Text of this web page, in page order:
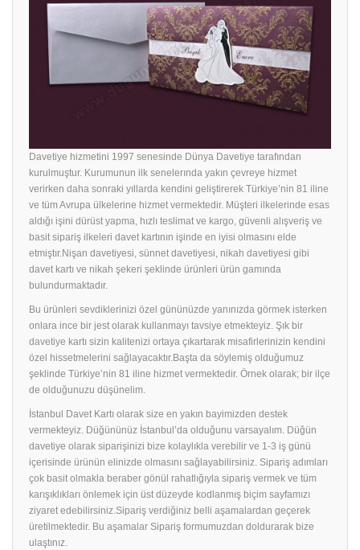
Davetiye hizmetini 1997 senesinde Dünya Davetiye tarafından
kurulmuştur. Kurumunun ilk senelerında yakın çevreye hizmet
verirken daha sonraki yıllarda kendini geliştirerek Türkiye’nin 81 iline
ve tüm Avrupa ülkelerine hizmet vermektedir. Müşteri ilkelerinde esas
aldığı işini dürüst yapma, hızlı teslimat ve kargo, güvenli alışveriş ve
basit sipariş ilkeleri davet kartının işinde en iyisi olmasını elde
etmiştır.Nişan davetiyesi, sünnet davetiyesi, nikah davetiyesi gibi
davet kartı ve nikah şekeri şeklinde ürünleri ürün gamında
bulundurmaktadır.
Bu ürünleri sevdiklerinizi özel gününüzde yanınızda görmek isterken
onlara ince bir jest olarak kullanmayı tavsiye etmekteyiz. Şık bir
davetiye kartı sizin kalitenizi ortaya çıkartarak misafirlerinizin kendini
özel hissetmelerini sağlayacaktır.Başta da söylemiş olduğumuz
şeklinde Türkiye’nin 81 iline hizmet vermektedir. Örnek olarak; bir ilçe
de olduğunuzu düşünelim.
İstanbul Davet Kartı olarak size en yakın bayimizden destek
vermekteyiz. Düğününüz İstanbul’da olduğunu varsayalım. Düğün
davetiye olarak siparişinizi bize kolaylıkla verebilir ve 1-3 iş günü
içerisinde ürünün elinizde olmasını sağlayabilirsiniz. Sipariş adımları
çok basit olmakla beraber gönül rahatlığıyla sipariş vermek ve tüm
karışıklıkları önlemek için üst düzeyde kodlanmış biçim sayfamızı
ziyaret edebilirsiniz.Sipariş verdiğiniz belli aşamalardan geçerek
üretilmektedir. Bu aşamalar Sipariş formumuzdan doldurarak bize
ulaştınız.